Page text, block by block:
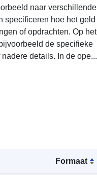
naar verschillende
specificeren hoe het geld
of opdrachten. Op het
de specifieke
details. In de ope...
Formaat